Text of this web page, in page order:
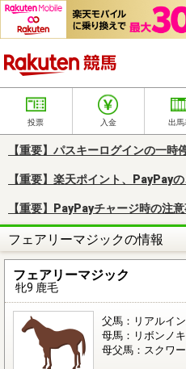
投票 入金 出馬
【重要】パスキーログインの一時
【重要】楽天ポイント、PayPay
【重要】PayPayチャージ時の注
フェアリーマジックの情報
フェアリーマジック
牝9 鹿毛
父馬：リアルイ
母馬：リボンノ
母父馬：スクワ